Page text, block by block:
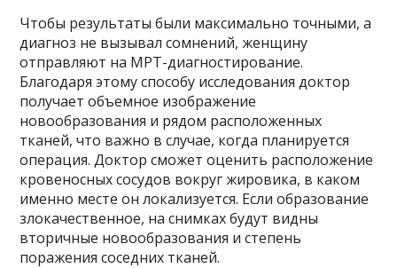
Чтобы результаты были максимально точными, а
диагноз не вызывал сомнений, женщину
отправляют на МРТ-диагностирование.
Благодаря этому способу исследования доктор
получает объемное изображение
новообразования и рядом расположенных
тканей, что важно в случае, когда планируется
операция. Доктор сможет оценить расположение
кровеносных сосудов вокруг жировика, в каком
именно месте он локализуется. Если образование
злокачественное, на снимках будут видны
вторичные новообразования и степень
поражения соседних тканей.